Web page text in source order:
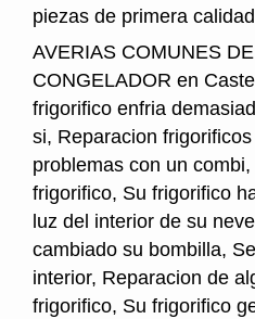
piezas de primera
AVERIAS COMUNES
CONGELADOR en
frigorifico enfria
si, Reparacion
problemas con un
frigorifico, Su frigorifico
luz del interior de su
cambiado su bombilla,
interior, Reparacion de
frigorifico, Su frigorifico